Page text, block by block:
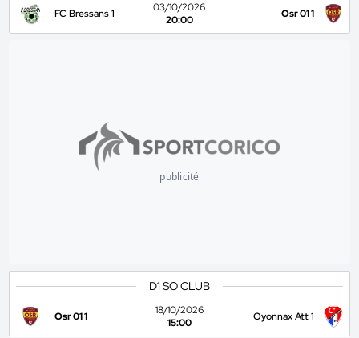
FC Bressans 1
03/10/2026
20:00
Osr 01 1
publicité
D1 SO CLUB
Osr 01 1
18/10/2026
15:00
Oyonnax Att 1